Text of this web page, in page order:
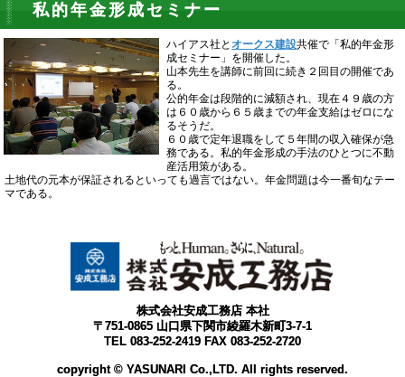
私的年金形成セミナー
ハイアス社とオークス建設共催で「私的年金形
成セミナー」を開催した。
山本先生を講師に前回に続き２回目の開催であ
る。
公的年金は段階的に減額され、現在４９歳の方
は６０歳から６５歳までの年金支給はゼロにな
るそうだ。
６０歳で定年退職をして５年間の収入確保が急
務である。私的年金形成の手法のひとつに不動
産活用策がある。
土地代の元本が保証されるといっても過言ではない。年金問題は今一番旬なテー
マである。
株式会社安成工務店 本社
〒751-0865 山口県下関市綾羅木新町3-7-1
TEL 083-252-2419 FAX 083-252-2720
copyright © YASUNARI Co.,LTD. All rights reserved.